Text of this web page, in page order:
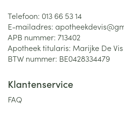
Telefoon: 013 66 53 14
E-mailadres: apotheekdevis@
APB nummer: 713402
Apotheek titularis: Marijke De Vis
BTW nummer: BE0428334479
Klantenservice
FAQ